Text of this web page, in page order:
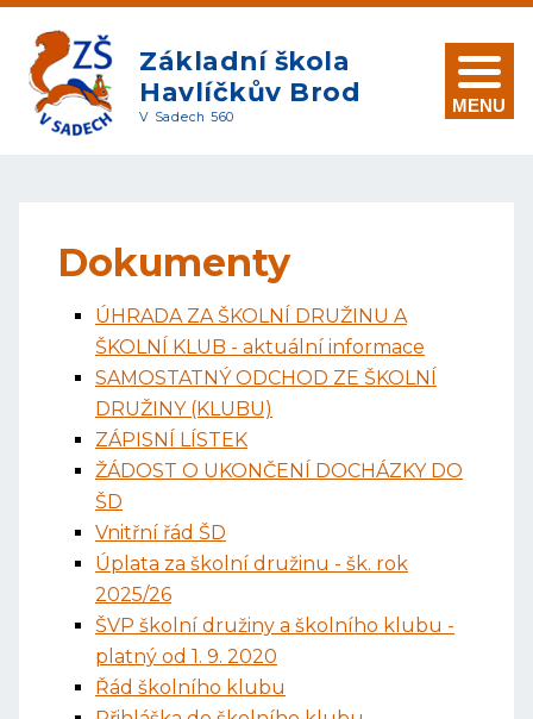
Základní škola
Havlíčkův Brod
V Sadech 560
MENU
Dokumenty
ÚHRADA ZA ŠKOLNÍ DRUŽINU A
ŠKOLNÍ KLUB - aktuální informace
SAMOSTATNÝ ODCHOD ZE ŠKOLNÍ
DRUŽINY (KLUBU)
ZÁPISNÍ LÍSTEK
ŽÁDOST O UKONČENÍ DOCHÁZKY DO
ŠD
Vnitřní řád ŠD
Úplata za školní družinu - šk. rok
2025/26
ŠVP školní družiny a školního klubu -
platný od 1. 9. 2020
Řád školního klubu